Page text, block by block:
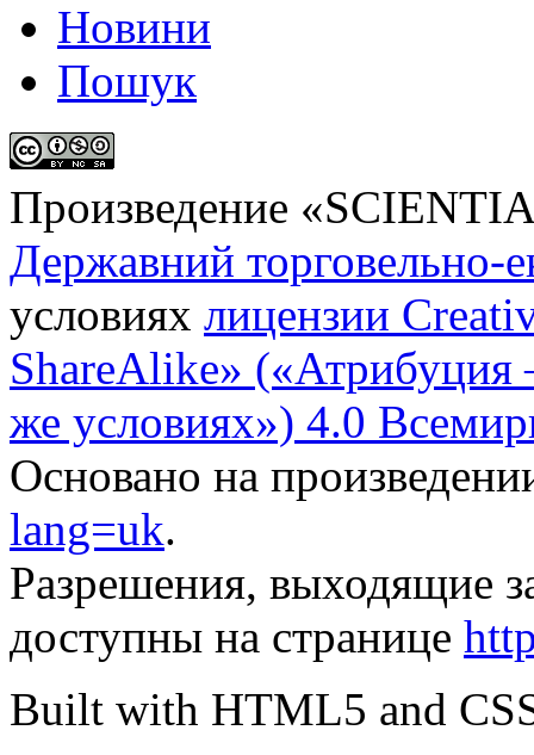
Новини
Пошук
Произведение «
Державний торговельно-
условиях лицензии
ShareAlike»
же условиях») 4.0
Основано на
lang=uk.
Разрешения, выходящие
доступны на странице
Built with HTML5 and